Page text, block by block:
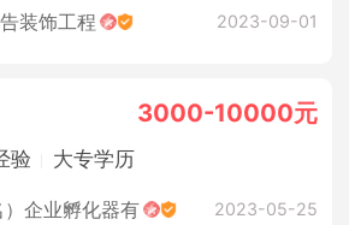
装饰工程 2023-09-01
3000-10000元
验 大专学历
企业孵化器有 2023-05-25